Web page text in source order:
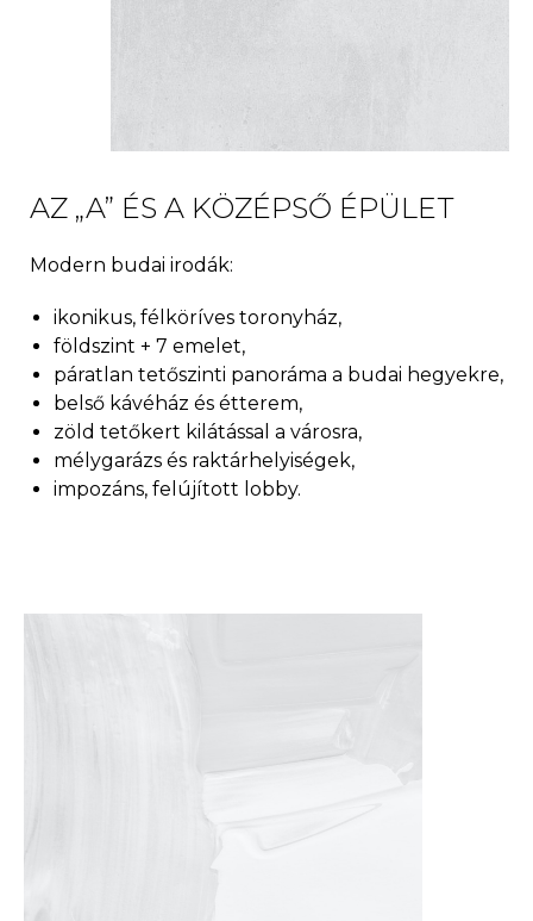
AZ „A” ÉS A KÖZÉPSŐ ÉPÜLET
Modern budai irodák:
ikonikus, félköríves toronyház,
földszint + 7 emelet,
páratlan tetőszinti panoráma a budai hegyekre,
belső kávéház és étterem,
zöld tetőkert kilátással a városra,
mélygarázs és raktárhelyiségek,
impozáns, felújított lobby.